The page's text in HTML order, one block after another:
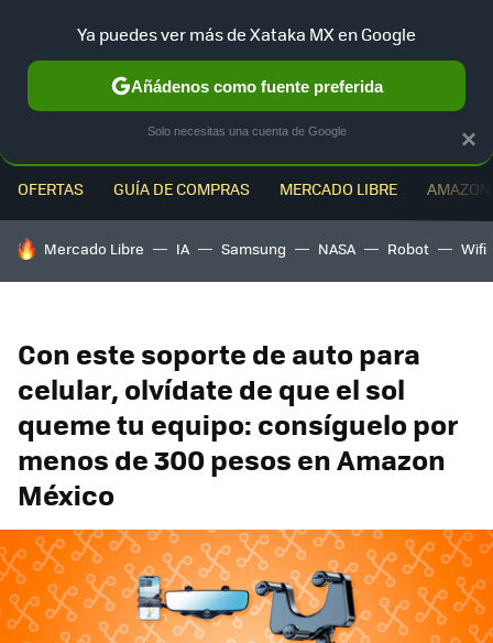
OFERTAS GUÍA DE COMPRAS MERCADO LIBRE
HOY SE HABLA DE
Mercado Libre IA Samsung NASA Robot Wifi
Con este soporte de auto para
celular, olvídate de que el sol
queme tu equipo: consíguelo por
menos de 300 pesos en Amazon
México
×
Ya puedes ver más de Xataka MX en Google
Añádenos como fuente preferida
Solo necesitas una cuenta de Google